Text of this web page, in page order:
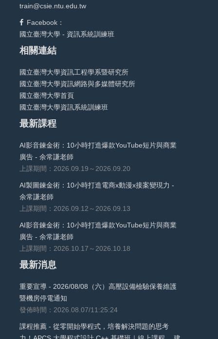
train@csie.ntu.edu.tw
Facebook：
國立臺灣大學 - 資訊系統訓練班
相關連結
國立臺灣大學資訊工程學系暨研究所
國立臺灣大學資訊網路與多媒體研究所
國立臺灣大學首頁
國立臺灣大學資訊系統訓練班
最新課程
AI影音鍊金術：10小時打造爆款YouTube短片與商業
廣告 - 余常謙老師
上課期間：2026.09.19～2026.09.20
AI製圖鍊金術：10小時打造電商x動漫x接案變現力 -
余常謙老師
上課期間：2026.09.12～2026.09.13
AI影音鍊金術：10小時打造爆款YouTube短片與商業
廣告 - 余常謙老師
上課期間：2026.10.17～2026.10.18
最新消息
重要宣導 - 2026/08/08（六）高壓設備檢驗保養維護
暨機房停電通知
發佈時間：2026.08.07/11:25:24
課程推薦 - 從零開始學程式，培養解決問題的思考